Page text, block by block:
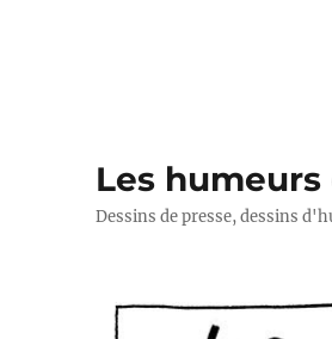
Les humeurs
Dessins de presse, dessins